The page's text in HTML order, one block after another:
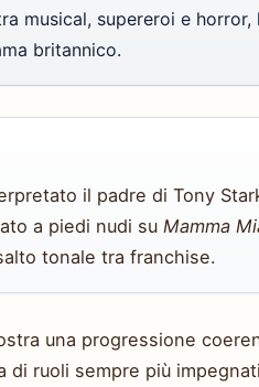
musical, supereroi e
britannico.
il padre di Tony
a piedi nudi su Mamma
tonale tra franchise.
una progressione
di ruoli sempre più